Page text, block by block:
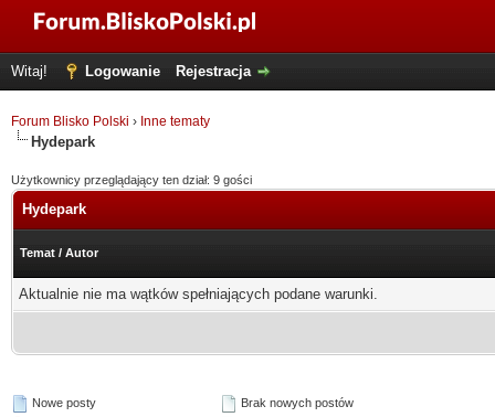
Witaj! Logowanie Rejestracja
Forum Blisko Polski › Inne tematy
Hydepark
Użytkownicy przeglądający ten dział: 9 gości
Hydepark
Temat / Autor
Aktualnie nie ma wątków spełniających podane warunki.
Nowe posty
Brak nowych postów